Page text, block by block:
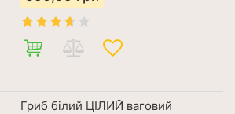
Гриб білий ЦІЛИЙ ваговий